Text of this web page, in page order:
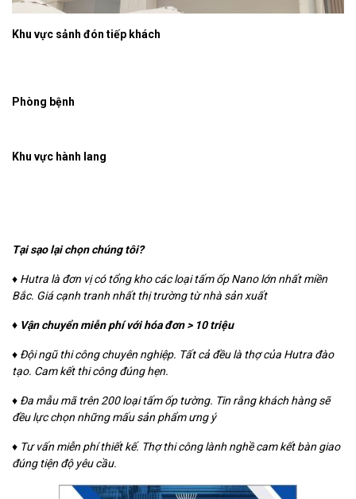
Khu vực sảnh đón tiếp khách
Phòng bệnh
Khu vực hành lang
Tại sạo lại chọn chúng tôi?
♦ Hutra là đơn vị có tổng kho các loại tấm ốp Nano lớn nhất miền
Bắc. Giá cạnh tranh nhất thị trường từ nhà sản xuất
♦ Vận chuyển miễn phí với hóa đơn > 10 triệu
♦ Đội ngũ thi công chuyên nghiệp. Tất cả đều là thợ của Hutra đào
tạo. Cam kết thi công đúng hẹn.
♦ Đa mẫu mã trên 200 loại tấm ốp tường. Tin rằng khách hàng sẽ
đều lực chọn những mấu sản phẩm ưng ý
♦ Tư vấn miễn phí thiết kế. Thợ thi công lành nghề cam kết bàn giao
đúng tiện độ yêu cầu.